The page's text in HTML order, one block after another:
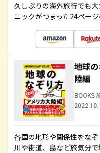
久しぶりの海外旅行でも
ニックがつまった24ペー
地球
陸編
BOOKS
各国の地形や関係性をなぞ
川や街道、島など旅気分